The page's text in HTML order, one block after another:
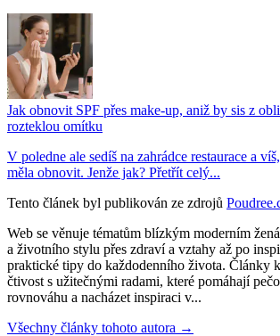
Jak obnovit SPF přes make-up, aniž by sis z
rozteklou omítku
V poledne ale sedíš na zahrádce restaurace a
měla obnovit. Jenže jak? Přetřít celý...
Tento článek byl publikován ze zdrojů
Web se věnuje tématům blízkým moderním
a životního stylu přes zdraví a vztahy až po
praktické tipy do každodenního života. Články
čtivost s užitečnými radami, které pomáhají
rovnováhu a nacházet inspiraci v...
Všechny články tohoto autora →